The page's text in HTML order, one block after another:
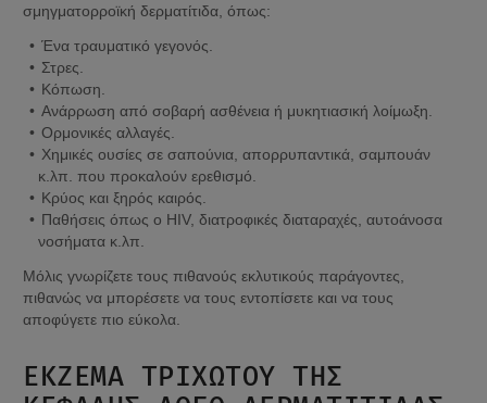
σμηγματορροϊκή δερματίτιδα, όπως:
Ένα τραυματικό γεγονός.
Στρες.
Κόπωση.
Ανάρρωση από σοβαρή ασθένεια ή μυκητιασική λοίμωξη.
Ορμονικές αλλαγές.
Χημικές ουσίες σε σαπούνια, απορρυπαντικά, σαμπουάν
κ.λπ. που προκαλούν ερεθισμό.
Κρύος και ξηρός καιρός.
Παθήσεις όπως ο HIV, διατροφικές διαταραχές, αυτοάνοσα
νοσήματα κ.λπ.
Μόλις γνωρίζετε τους πιθανούς εκλυτικούς παράγοντες,
πιθανώς να μπορέσετε να τους εντοπίσετε και να τους
αποφύγετε πιο εύκολα.
ΈΚΖΕΜΑ ΤΡΙΧΩΤΟΎ ΤΗΣ